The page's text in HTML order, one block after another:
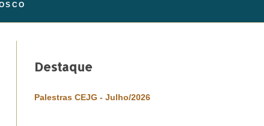
Destaque
Palestras CEJG - Julho/2026